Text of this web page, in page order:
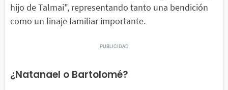
hijo de Talmai", representando tanto una bendición
como un linaje familiar importante.
¿Natanael o Bartolomé?